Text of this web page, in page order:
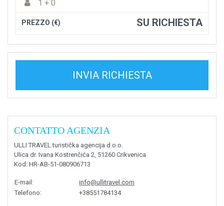
1 + 0
PREZZO (€) SU RICHIESTA
INVIA RICHIESTA
CONTATTO AGENZIA
ULLI TRAVEL turistička agencija d.o.o.
Ulica dr. Ivana Kostrenčića 2, 51260 Crikvenica
Kod : HR-AB-51-080906713
E-mail :
info@ullitravel.com
Telefono: +38551784134